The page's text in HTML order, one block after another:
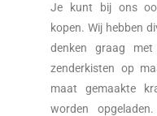
Je kunt bij ons
kopen. Wij hebben
denken graag
zenderkisten op
maat gemaakte
worden